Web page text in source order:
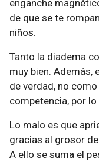
enganche
de que se te
niños.
Tanto la diadema
muy bien. Además,
de verdad, no
competencia, por
Lo malo es que
gracias al grosor
A ello se suma el